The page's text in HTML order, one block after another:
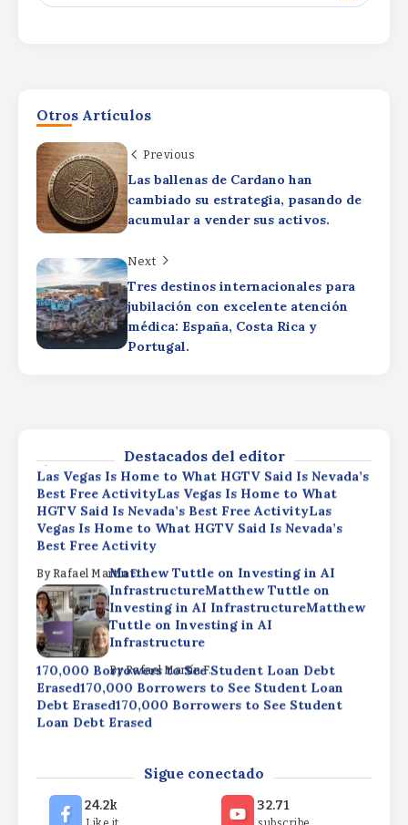
Otros Artículos
Previous
Las ballenas de Cardano han
cambiado su estrategia, pasando de
acumular a vender sus activos.
Next
Tres destinos internacionales para
jubilación con excelente atención
médica: España, Costa Rica y
Portugal.
Destacados del editor
Debt Erased170,000 Borrowers to See Student
Loan Debt Erased
By Rafael Martín F.
Las Vegas Is Home to What HGTV Said Is Nevada’s
Best Free ActivityLas Vegas Is Home to What
HGTV Said Is Nevada’s Best Free ActivityLas
Vegas Is Home to What HGTV Said Is Nevada’s
Best Free Activity
Rafael Martín F.Matthew Tuttle on Investing in AI
InfrastructureMatthew Tuttle on
Investing in AI InfrastructureMatthew
Tuttle on Investing in AI
Infrastructure
ByRafael Martín F.
Las Vegas Is Home to What HGTV Said Is Nevada’s
Best Free ActivityLas Vegas Is Home to What
HGTV Said Is Nevada’s Best Free ActivityLas
Vegas Is Home to What HGTV Said Is Nevada’s
Best Free Activity
By Rafael Martín F.Matthew Tuttle on Investing in AI
InfrastructureMatthew Tuttle on
Investing in AI InfrastructureMatthew
Tuttle on Investing in AI
Infrastructure
ByRafael Martín F.
170,000 Borrowers to See Student Loan Debt
Erased170,000 Borrowers to See Student Loan
Debt Erased170,000 Borrowers to See Student
Loan Debt Erased
Las Vegas Is Home to What HGTV Said Is Nevada’s
Best Free ActivityLas Vegas Is Home to What
HGTV Said Is Nevada’s Best Free ActivityLas
Vegas Is Home to What HGTV Said Is Nevada’s
Sigue conectado
24.2k 32.71